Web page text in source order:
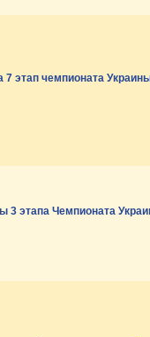
7 этап чемпионата
3 этапа Чемпионата